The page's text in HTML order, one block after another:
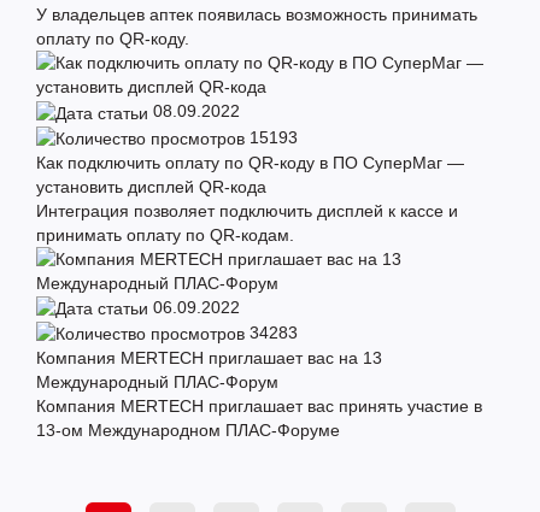
У владельцев аптек появилась возможность принимать
оплату по QR-коду.
08.09.2022
15193
Как подключить оплату по QR-коду в ПО СуперМаг —
установить дисплей QR-кода
Интеграция позволяет подключить дисплей к кассе и
принимать оплату по QR-кодам.
06.09.2022
34283
Компания MERTECH приглашает вас на 13
Международный ПЛАС-Форум
Компания MERTECH приглашает вас принять участие в
13-ом Международном ПЛАС-Форуме